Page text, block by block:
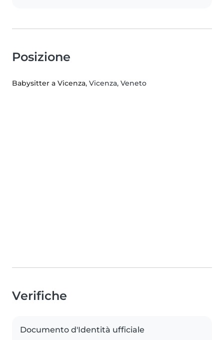
Posizione
Babysitter a Vicenza, Vicenza, Veneto
Verifiche
Documento d'Identità ufficiale